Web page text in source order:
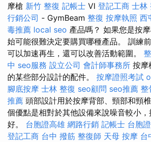
摩槍 新竹 整復 記帳士 VI 登記工商 士林
行銷公司 - GymBeam 整復 按摩執照 西
毒推薦 local seo 產品嗎？ 如果您是按
始可能很難決定要購買哪種產品。 訓練
可以加速再生，還可以改善活動範圍。
中 seo服務 設立公司 會計師事務所 按摩
的某些部分設計的配件。 按摩證照考試
腳底按摩 士林 整復 seo顧問 seo推薦 整
推薦 頭部設計用於按摩背部、頸部和頸
個優點是相對於其他設備來說噪音較小
好。 台胞證高雄 網路行銷 記帳士 台胞
登記工商 台中 撥筋 整復師 天母 按摩 台